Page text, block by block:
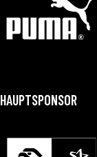
HAUPTSPONSOR